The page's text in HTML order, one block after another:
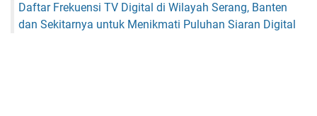
Daftar Frekuensi TV Digital di Wilayah Serang, Banten
dan Sekitarnya untuk Menikmati Puluhan Siaran Digital